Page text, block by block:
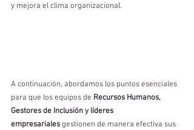
y mejora el clima organizacional.
A continuación, abordamos los puntos esenciales
para que los equipos de Recursos Humanos,
Gestores de Inclusión y líderes
empresariales gestionen de manera efectiva sus